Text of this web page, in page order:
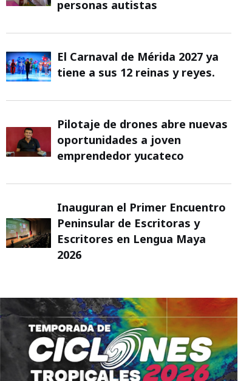
personas autistas
El Carnaval de Mérida 2027 ya
tiene a sus 12 reinas y reyes.
Pilotaje de drones abre nuevas
oportunidades a joven
emprendedor yucateco
Inauguran el Primer Encuentro
Peninsular de Escritoras y
Escritores en Lengua Maya
2026